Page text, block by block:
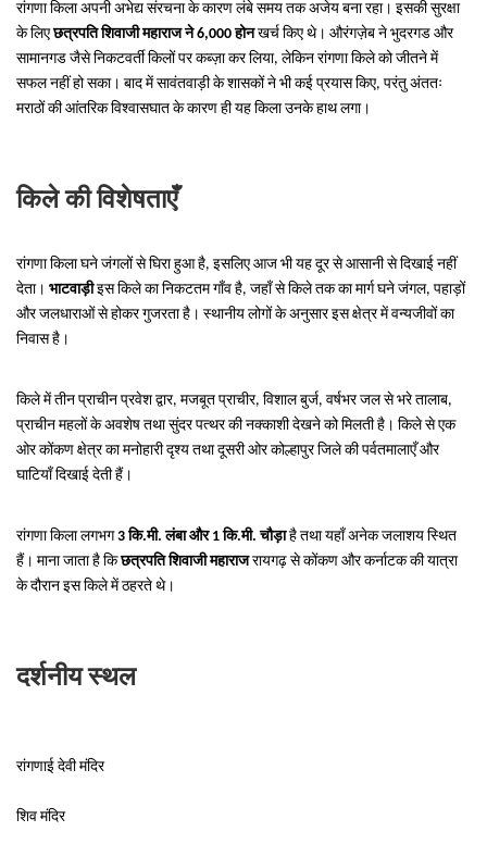
रांगणा किला अपनी अभेद्य संरचना के कारण लंबे समय तक अजेय बना रहा। इसकी सुरक्षा
के लिएछत्रपति शिवाजी महाराज ने 6,000 होनखर्च किए थे। औरंगज़ेब ने भुदरगड और
सामानगड जैसे निकटवर्ती किलों पर कब्ज़ा कर लिया, लेकिन रांगणा किले को जीतने में
सफल नहीं हो सका। बाद में सावंतवाड़ी के शासकों ने भी कई प्रयास किए, परंतु अंततः
मराठों की आंतरिक विश्वासघात के कारण ही यह किला उनके हाथ लगा।
किले की विशेषताएँ
रांगणा किला घने जंगलों से घिरा हुआ है, इसलिए आज भी यह दूर से आसानी से दिखाई नहीं
देता। भाटवाड़ीइस किले का निकटतम गाँव है, जहाँ से किले तक का मार्ग घने जंगल, पहाड़ों
और जलधाराओं से होकर गुजरता है। स्थानीय लोगों के अनुसार इस क्षेत्र में वन्यजीवों का
निवास है।
किले में तीन प्राचीन प्रवेश द्वार, मजबूत प्राचीर, विशाल बुर्ज, वर्षभर जल से भरे तालाब,
प्राचीन महलों के अवशेष तथा सुंदर पत्थर की नक्काशी देखने को मिलती है। किले से एक
ओर कोंकण क्षेत्र का मनोहारी दृश्य तथा दूसरी ओर कोल्हापुर जिले की पर्वतमालाएँ और
घाटियाँ दिखाई देती हैं।
रांगणा किला लगभग3 कि.मी. लंबा और 1 कि.मी. चौड़ाहै तथा यहाँ अनेक जलाशय स्थित
हैं। माना जाता है किछत्रपति शिवाजी महाराजरायगढ़ से कोंकण और कर्नाटक की यात्रा
के दौरान इस किले में ठहरते थे।
दर्शनीय स्थल
रांगणाई देवी मंदिर
शिव मंदिर